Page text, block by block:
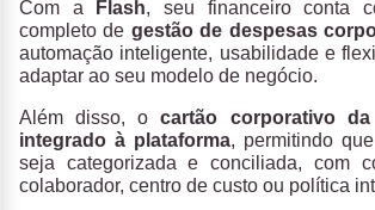
Com a Flash, seu financeiro conta
completo de gestão de despesas
automação inteligente, usabilidade e
adaptar ao seu modelo de negócio.
Além disso, ocartão corporativo da
integrado à plataforma, permitindo
seja categorizada e conciliada, com
colaborador, centro de custo ou política